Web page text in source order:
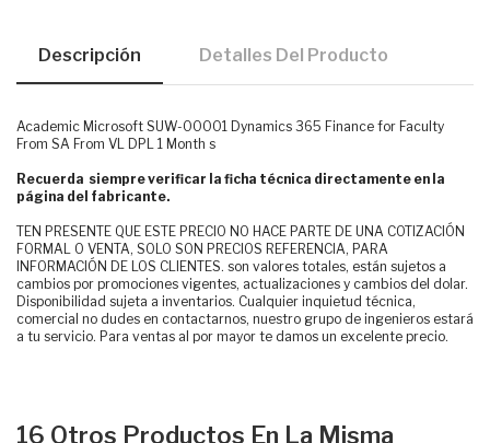
Descripción Detalles Del Producto
Academic Microsoft SUW-00001 Dynamics 365 Finance for Faculty
From SA From VL DPL 1 Month s
Recuerda siempre verificar la ficha técnica directamente en la
página del fabricante.
TEN PRESENTE QUE ESTE PRECIO NO HACE PARTE DE UNA COTIZACIÓN
FORMAL O VENTA, SOLO SON PRECIOS REFERENCIA, PARA
INFORMACIÓN DE LOS CLIENTES. son valores totales, están sujetos a
cambios por promociones vigentes, actualizaciones y cambios del dolar.
Disponibilidad sujeta a inventarios. Cualquier inquietud técnica,
comercial no dudes en contactarnos, nuestro grupo de ingenieros estará
a tu servicio. Para ventas al por mayor te damos un excelente precio.
16 Otros Productos En La Misma